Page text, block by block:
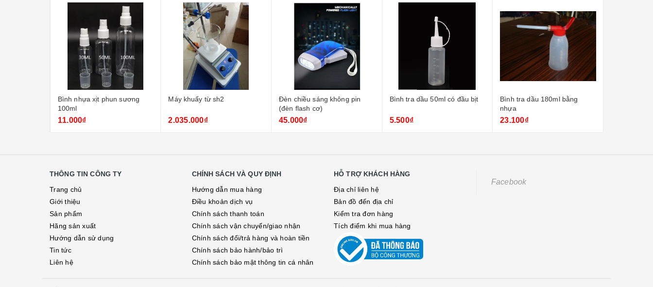
Bình nhựa xịt phun sương
100ml
11.000₫
Máy khuấy từ sh2
2.035.000₫
Đèn chiều sáng không pin
(đèn flash cơ)
45.000₫
Bình tra dầu 50ml có đầu bịt
5.500₫
Bình tra dầu 180ml bằng
nhựa
23.100₫
THÔNG TIN CÔNG TY
Trang chủ
Giới thiệu
Sản phẩm
Hãng sản xuất
Hướng dẫn sử dụng
Tin tức
Liên hệ
CHÍNH SÁCH VÀ QUY ĐỊNH
Hướng dẫn mua hàng
Điều khoản dịch vụ
Chính sách thanh toán
Chính sách vận chuyển/giao nhận
Chính sách đổi/trả hàng và hoàn tiền
Chính sách bảo hành/bảo trì
Chính sách bảo mật thông tin cá nhân
HỖ TRỢ KHÁCH HÀNG
Địa chỉ liên hệ
Bản đồ đến địa chỉ
Kiểm tra đơn hàng
Tích điểm khi mua hàng
Facebook